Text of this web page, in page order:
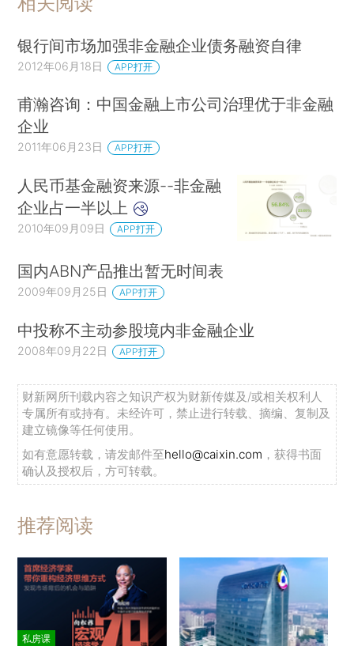
银行间市场加强非金融企业债务融资自律
2012年06月18日 APP打开
甫瀚咨询：中国金融上市公司治理优于非金融
企业
2011年06月23日 APP打开
人民币基金融资来源--非金融
企业占一半以上
2010年09月09日 APP打开
国内ABN产品推出暂无时间表
2009年09月25日 APP打开
中投称不主动参股境内非金融企业
2008年09月22日 APP打开
财新网所刊载内容之知识产权为财新传媒及/或相关权利人
专属所有或持有。未经许可，禁止进行转载、摘编、复制及
建立镜像等任何使用。
如有意愿转载，请发邮件至hello@caixin.com ，获得书面
确认及授权后，方可转载。
推荐阅读
私房课